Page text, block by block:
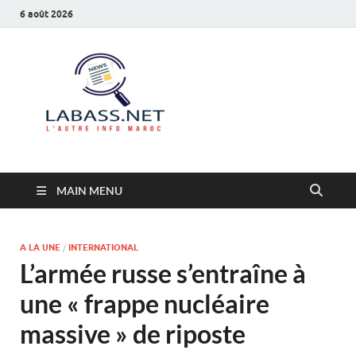
6 août 2026
MAIN MENU
A LA UNE / INTERNATIONAL
L’armée russe s’entraîne à
une « frappe nucléaire
massive » de riposte